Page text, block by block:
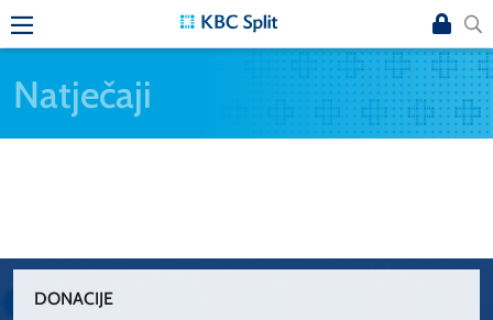
Natječaji
DONACIJE